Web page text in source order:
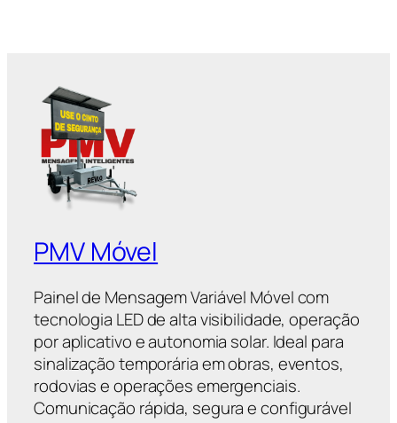
PMV Móvel
Painel de Mensagem Variável Móvel com
tecnologia LED de alta visibilidade, operação
por aplicativo e autonomia solar. Ideal para
sinalização temporária em obras, eventos,
rodovias e operações emergenciais.
Comunicação rápida, segura e configurável